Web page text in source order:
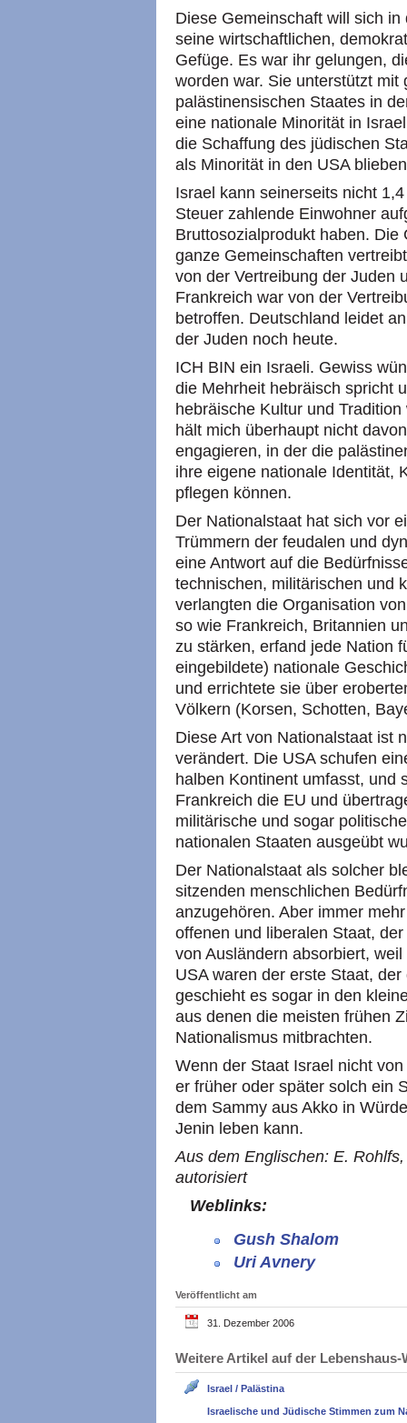
Diese Gemeinschaft will sich
seine wirtschaftlichen,
Gefüge. Es war ihr gelungen,
worden war. Sie unterstützt
palästinensischen Staates in
eine nationale Minorität in
die Schaffung des jüdischen
als Minorität in den USA
Israel kann seinerseits nicht
Steuer zahlende Einwohner
Bruttosozialprodukt haben.
ganze Gemeinschaften
von der Vertreibung der Juden
Frankreich war von der
betroffen. Deutschland leidet
der Juden noch heute.
ICH BIN ein Israeli. Gewiss
die Mehrheit hebräisch spricht
hebräische Kultur und
hält mich überhaupt nicht
engagieren, in der die
ihre eigene nationale Identität,
pflegen können.
Der Nationalstaat hat sich vor
Trümmern der feudalen und
eine Antwort auf die
technischen, militärischen und
verlangten die Organisation
so wie Frankreich, Britannien
zu stärken, erfand jede Nation
eingebildete) nationale
und errichtete sie über
Völkern (Korsen, Schotten,
Diese Art von Nationalstaat ist
verändert. Die USA schufen
halben Kontinent umfasst, und
Frankreich die EU und
militärische und sogar
nationalen Staaten ausgeübt
Der Nationalstaat als solcher
sitzenden menschlichen
anzugehören. Aber immer
offenen und liberalen Staat,
von Ausländern absorbiert,
USA waren der erste Staat,
geschieht es sogar in den
aus denen die meisten frühen
Nationalismus mitbrachten.
Wenn der Staat Israel nicht
er früher oder später solch ein
dem Sammy aus Akko in
Jenin leben kann.
Aus dem Englischen: E.
autorisiert
Weblinks:
Gush Shalom
Uri Avnery
Veröffentlicht am
31. Dezember 2006
Weitere Artikel auf der
Israel / Palästina
Israelische und Jüdische Stimmen zum